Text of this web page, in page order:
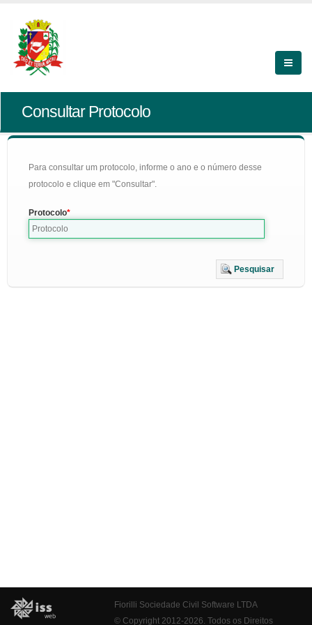
Consultar Protocolo
Para consultar um protocolo, informe o ano e o número desse
protocolo e clique em "Consultar".
Protocolo
Pesquisar
Fiorilli Sociedade Civil Software LTDA
© Copyright 2012-2026. Todos os Direitos